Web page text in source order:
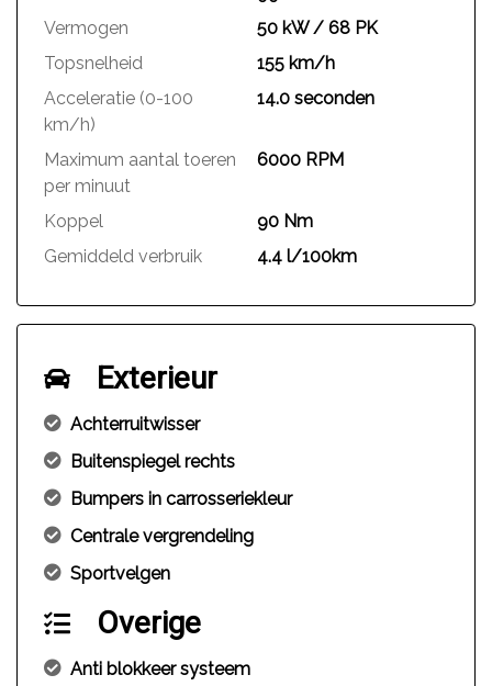
Vermogen
50 kW / 68 PK
Topsnelheid
155 km/h
Acceleratie (0-100
km/h)
14.0 seconden
Maximum aantal toeren
per minuut
6000 RPM
Koppel
90 Nm
Gemiddeld verbruik
4.4 l/100km
Exterieur
Achterruitwisser
Buitenspiegel rechts
Bumpers in carrosseriekleur
Centrale vergrendeling
Sportvelgen
Overige
Anti blokkeer systeem